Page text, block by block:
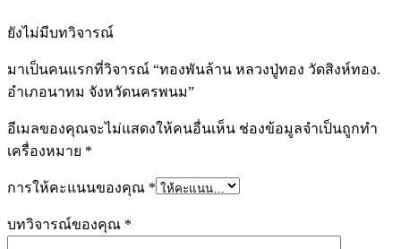
ยังไม่มีบทวิจารณ์
มาเป็นคนแรกที่วิจารณ์ “ทองพันล้าน หลวงปู่ทอง วัดสิงห์ทอง.
อำเภอนาทม จังหวัดนครพนม”
อีเมลของคุณจะไม่แสดงให้คนอื่นเห็น ช่องข้อมูลจำเป็นถูกทำ
เครื่องหมาย *
การให้คะแนนของคุณ *
บทวิจารณ์ของคุณ *